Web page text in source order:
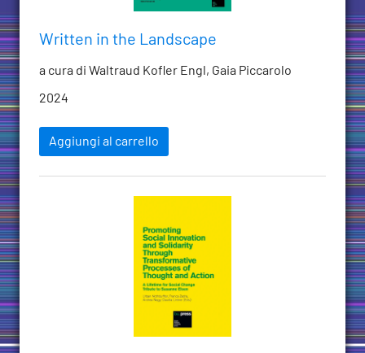
Written in the Landscape
a cura di Waltraud Kofler Engl, Gaia Piccarolo
2024
Aggiungi al carrello